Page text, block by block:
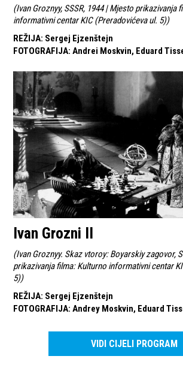
(Ivan Groznyy, SSSR, 1944 | Mjesto prikazivanja
informativni centar KIC (Preradovićeva ul. 5))
REŽIJA: Sergej Ejzenštejn
FOTOGRAFIJA: Andrei Moskvin, Eduard
Ivan Grozni II
(Ivan Groznyy. Skaz vtoroy: Boyarskiy zagovor,
prikazivanja filma: Kulturno informativni centar
5))
REŽIJA: Sergej Ejzenštejn
FOTOGRAFIJA: Andrey Moskvin, Eduard
VIDI CIJELI PROGRAM